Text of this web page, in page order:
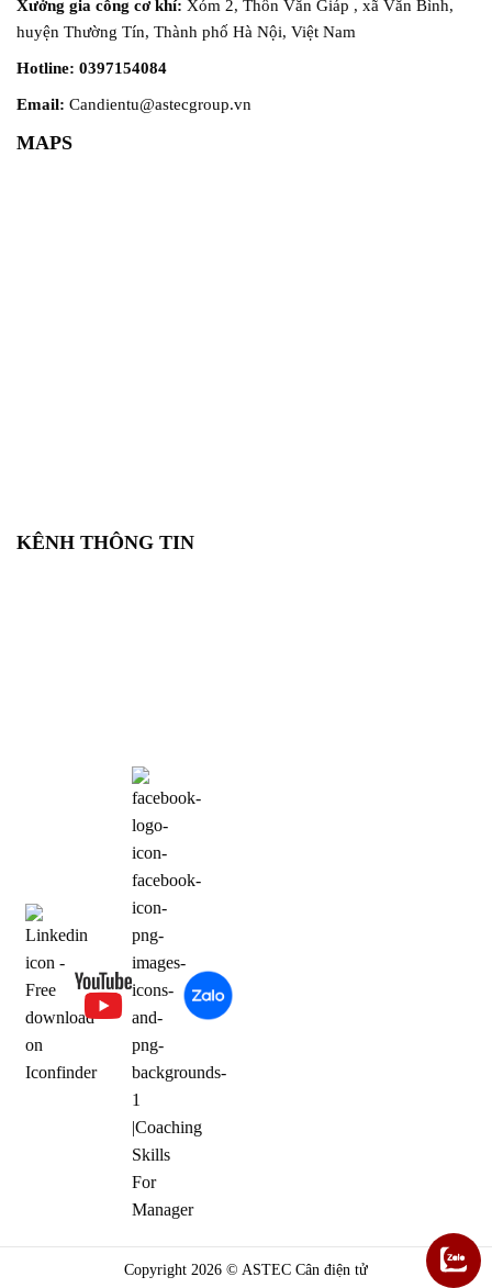
Xưởng gia công cơ khí: Xóm 2, Thôn Văn Giáp , xã Văn Bình,
huyện Thường Tín, Thành phố Hà Nội, Việt Nam
Hotline: 0397154084
Email: Candientu@astecgroup.vn
MAPS
KÊNH THÔNG TIN
Copyright 2026 © ASTEC Cân điện tử